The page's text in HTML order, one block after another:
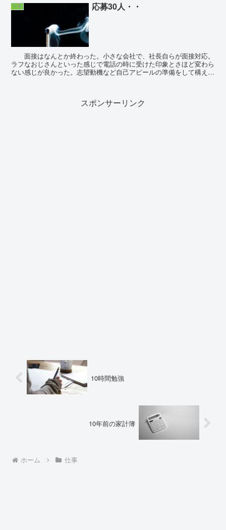
仕事 応募30人・・
面接はなんとか終わった。小さな会社で、社長自らが面接対応。
ラフなおじさんといった感じで電話の時に受けた印象とさほど変わら
ない感じが良かった。志望動機など自己アピールの準備をして構えて
スポンサーリンク
10時間勉強
10年前の家計簿
ホーム 仕事